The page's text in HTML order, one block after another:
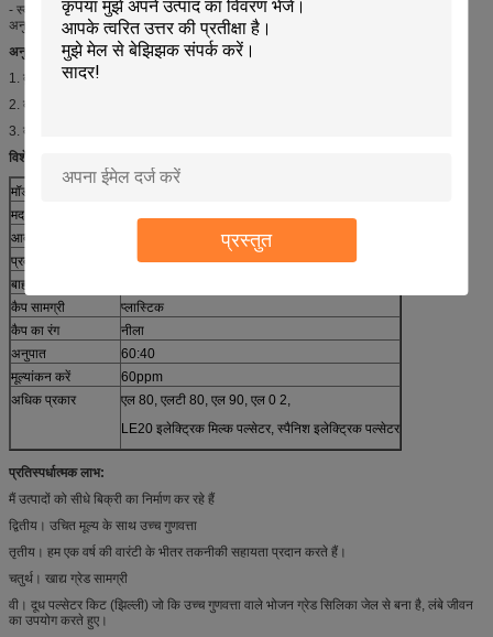
प्रस्तुत
- स्वचालन के साथ, दुग्ध चक्र के शुरू और अंत में उत्तेजना प्राप्त करने के लिए धड़कन की गति और
अनुपात समायोजित किया जा सकता है।
अनुप्रयोगों:
1. दुग्ध प्रणाली के लिए सबसे महत्वपूर्ण सहायक;
2. दूध देने वाली मशीन के लिए आवश्यक भाग;
3. दूध मिल पार्लर में अपरिहार्य हिस्सा;
विशेष विवरण:
मॉडल संख्या
मद
L02 दूध पल्सेटर
आदर्श
प्रकार
वायवीय पल्सेटर
बाहर जाएं
कैप सामग्री
प्लास्टिक
कैप का रंग
नीला
अनुपात
60:40
मूल्यांकन करें
60ppm
अधिक प्रकार
एल 80, एलटी 80, एल 90, एल 0 2,
LE20 इलेक्ट्रिक मिल्क पल्सेटर, स्पैनिश इलेक्ट्रिक पल्सेटर
प्रतिस्पर्धात्मक लाभ:
मैं उत्पादों को सीधे बिक्री का निर्माण कर रहे हैं
द्वितीय। उचित मूल्य के साथ उच्च गुणवत्ता
तृतीय। हम एक वर्ष की वारंटी के भीतर तकनीकी सहायता प्रदान करते हैं।
चतुर्थ। खाद्य ग्रेड सामग्री
वी। दूध पल्सेटर किट (झिल्ली) जो कि उच्च गुणवत्ता वाले भोजन ग्रेड सिलिका जेल से बना है, लंबे जीवन
का उपयोग करते हुए।